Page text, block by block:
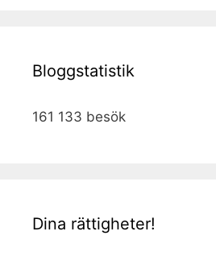
Bloggstatistik
161 133 besök
Dina rättigheter!